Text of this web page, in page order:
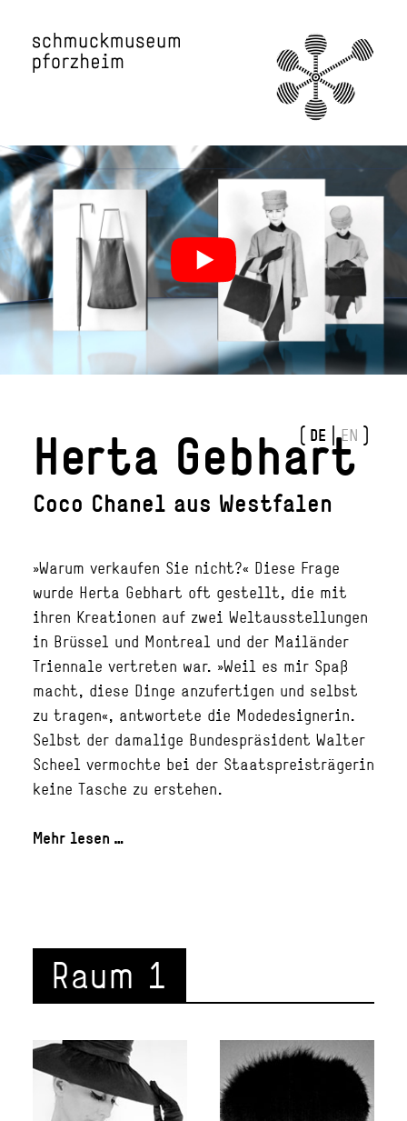
( DE | EN )
Herta Gebhart
Coco Chanel aus Westfalen
»Warum verkaufen Sie nicht?« Diese Frage
wurde Herta Gebhart oft gestellt, die mit
ihren Kreationen auf zwei Weltausstellungen
in Brüssel und Montreal und der Mailänder
Triennale vertreten war. »Weil es mir Spaß
macht, diese Dinge anzufertigen und selbst
zu tragen«, antwortete die Modedesignerin.
Selbst der damalige Bundespräsident Walter
Scheel vermochte bei der Staatspreisträgerin
keine Tasche zu erstehen.
Mehr lesen …
Raum 1